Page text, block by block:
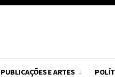
PUBLICAÇÕES E ARTES